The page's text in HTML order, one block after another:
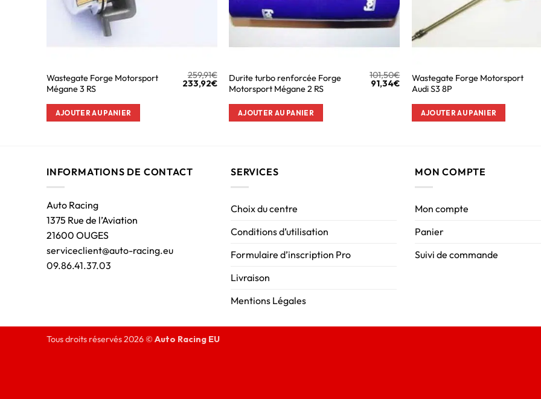
Wastegate Forge Motorsport
Mégane 3 RS
259,91€
233,92€
AJOUTER AU PANIER
Durite turbo renforcée Forge
Motorsport Mégane 2 RS
101,50€
91,34€
AJOUTER AU PANIER
Wastegate Forge Motorsport
Audi S3 8P
AJOUTER AU PANIER
INFORMATIONS DE CONTACT
Auto Racing
1375 Rue de l’Aviation
21600 OUGES
serviceclient@auto-racing.eu
09.86.41.37.03
SERVICES
Choix du centre
Conditions d’utilisation
Formulaire d’inscription Pro
Livraison
Mentions Légales
MON COMPTE
Mon compte
Panier
Suivi de commande
Tous droits réservés 2026 © Auto Racing EU